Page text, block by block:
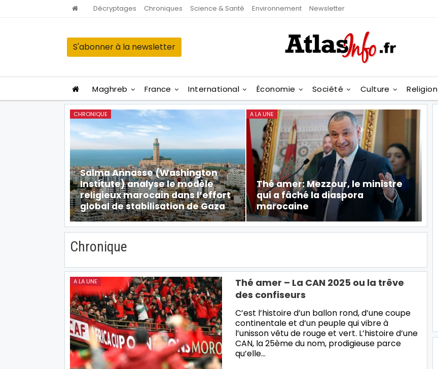
Décryptages Chroniques Science & Santé Environnement Newsletter
S'abonner à la newsletter
Maghreb France International Économie Société Culture Religion
CHRONIQUE
Salma Annasse (Washington
Institute) analyse le modèle
religieux marocain dans l’effort
global de stabilisation de Gaza
A LA UNE
Thé amer: Mezzour, le ministre
qui a fâché la diaspora
marocaine
Chronique
A LA UNE
Thé amer – La CAN 2025 ou la trêve
des confiseurs
C’est l’histoire d’un ballon rond, d’une coupe
continentale et d’un peuple qui vibre à
l’unisson vêtu de rouge et vert. L’histoire d’une
CAN, la 25ème du nom, prodigieuse parce
qu’elle…